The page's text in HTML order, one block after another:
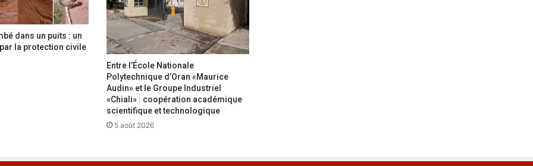
’
u
n
e
e
dans un puits : un
la protection civile
Entre l’École Nationale
Polytechnique d’Oran «Maurice
Audin» et le Groupe Industriel
«Chiali» : coopération académique
scientifique et technologique
5 août 2026